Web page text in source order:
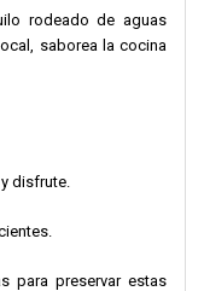
rodeado de aguas
saborea la cocina
disfrute.
para preservar estas